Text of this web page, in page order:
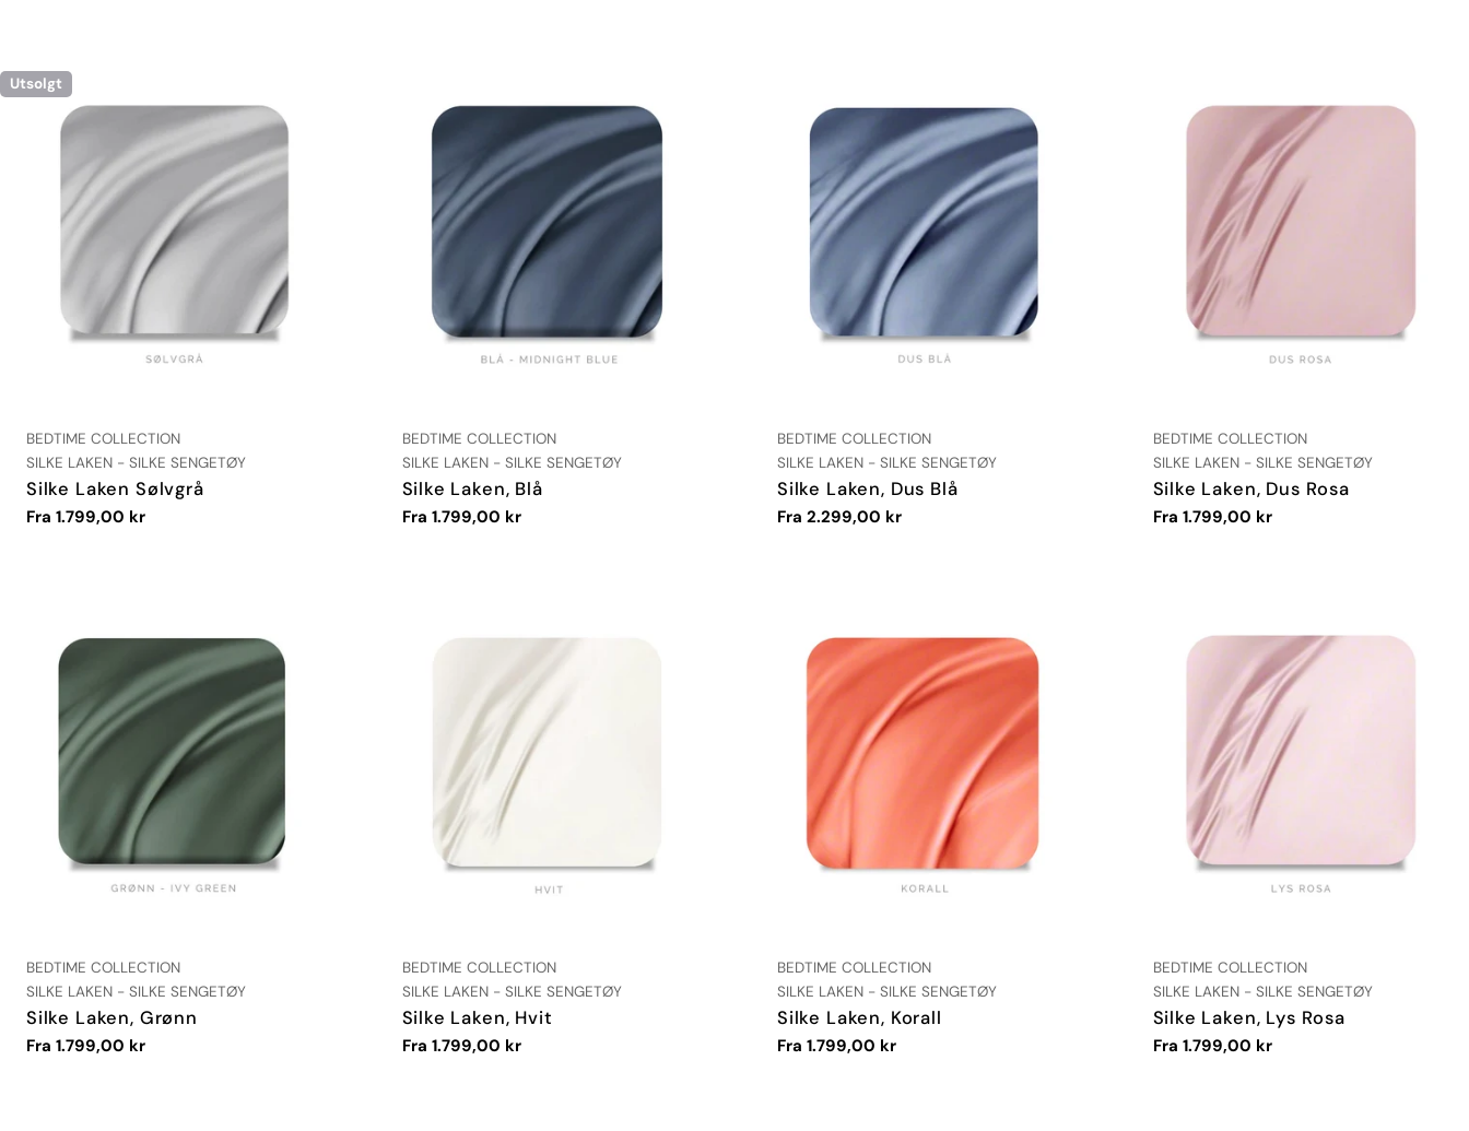
Utsolgt
LEVERANDØR:
BEDTIME COLLECTION
TYPE:
SILKE LAKEN - SILKE SENGETØY
Silke Laken Sølvgrå
Vanlig
Fra 1.799,00 kr
LEVERANDØR:
BEDTIME COLLECTION
TYPE:
SILKE LAKEN - SILKE SENGETØY
Silke Laken, Blå
Vanlig
Fra 1.799,00 kr
LEVERANDØR:
BEDTIME COLLECTION
TYPE:
SILKE LAKEN - SILKE SENGETØY
Silke Laken, Dus Blå
Vanlig
Fra 2.299,00 kr
LEVERANDØR:
BEDTIME COLLECTION
TYPE:
SILKE LAKEN - SILKE SENGETØY
Silke Laken, Dus Rosa
Vanlig
Fra 1.799,00 kr
LEVERANDØR:
BEDTIME COLLECTION
TYPE:
SILKE LAKEN - SILKE SENGETØY
Silke Laken, Grønn
Vanlig
Fra 1.799,00 kr
LEVERANDØR:
BEDTIME COLLECTION
TYPE:
SILKE LAKEN - SILKE SENGETØY
Silke Laken, Hvit
Vanlig
Fra 1.799,00 kr
LEVERANDØR:
BEDTIME COLLECTION
TYPE:
SILKE LAKEN - SILKE SENGETØY
Silke Laken, Korall
Vanlig
Fra 1.799,00 kr
LEVERANDØR:
BEDTIME COLLECTION
TYPE:
SILKE LAKEN - SILKE SENGETØY
Silke Laken, Lys Rosa
Vanlig
Fra 1.799,00 kr